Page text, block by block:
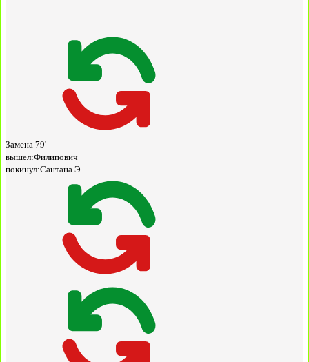
Замена 79'
вышел:Филипович
покинул:Сантана Э